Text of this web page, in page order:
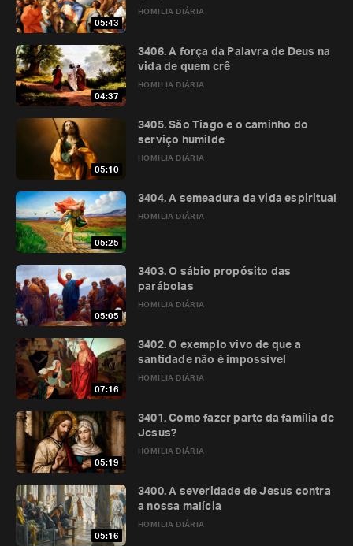
05:43
HOMILIA DIÁRIA
04:37
HOMILIA DIÁRIA
3406. A força da Palavra de Deus na
vida de quem crê
05:10
HOMILIA DIÁRIA
3405. São Tiago e o caminho do
serviço humilde
05:25
HOMILIA DIÁRIA
3404. A semeadura da vida espiritual
05:05
HOMILIA DIÁRIA
3403. O sábio propósito das
parábolas
07:16
HOMILIA DIÁRIA
3402. O exemplo vivo de que a
santidade não é impossível
05:19
HOMILIA DIÁRIA
3401. Como fazer parte da família de
Jesus?
05:16
HOMILIA DIÁRIA
3400. A severidade de Jesus contra
a nossa malícia